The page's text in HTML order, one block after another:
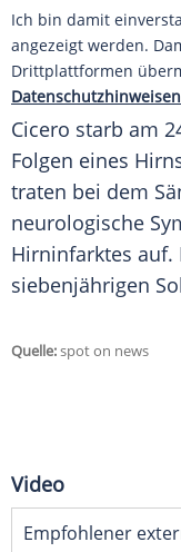
Ich bin damit
angezeigt werden.
Drittplattformen
Cicero starb am
Folgen eines
traten bei dem
neurologische
Hirninfarktes auf.
siebenjährigen
Quelle:spot on news
Video
Empfohlener